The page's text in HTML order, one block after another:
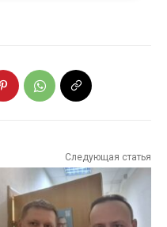
Следующая статья